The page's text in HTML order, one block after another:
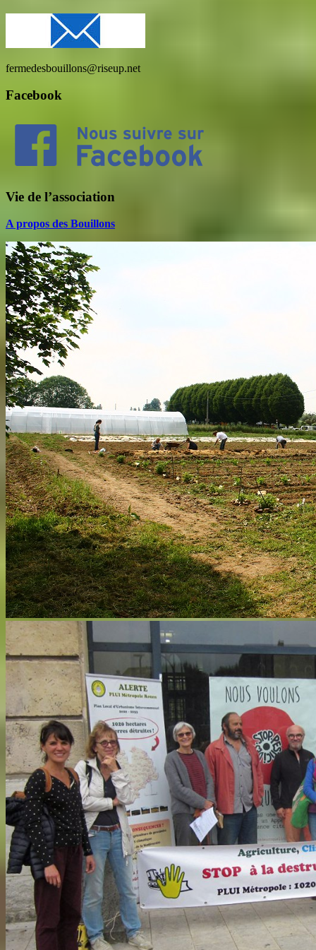
fermedesbouillons@riseup.net
Facebook
Vie de l’association
A propos des Bouillons